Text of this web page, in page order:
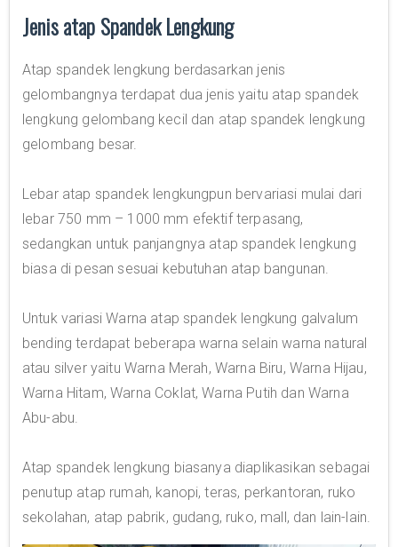
Jenis atap Spandek Lengkung
Atap spandek lengkung berdasarkan jenis
gelombangnya terdapat dua jenis yaitu atap spandek
lengkung gelombang kecil dan atap spandek lengkung
gelombang besar.
Lebar atap spandek lengkungpun bervariasi mulai dari
lebar 750 mm – 1000 mm efektif terpasang,
sedangkan untuk panjangnya atap spandek lengkung
biasa di pesan sesuai kebutuhan atap bangunan.
Untuk variasi Warna atap spandek lengkung galvalum
bending terdapat beberapa warna selain warna natural
atau silver yaitu Warna Merah, Warna Biru, Warna Hijau,
Warna Hitam, Warna Coklat, Warna Putih dan Warna
Abu-abu.
Atap spandek lengkung biasanya diaplikasikan sebagai
penutup atap rumah, kanopi, teras, perkantoran, ruko
sekolahan, atap pabrik, gudang, ruko, mall, dan lain-lain.